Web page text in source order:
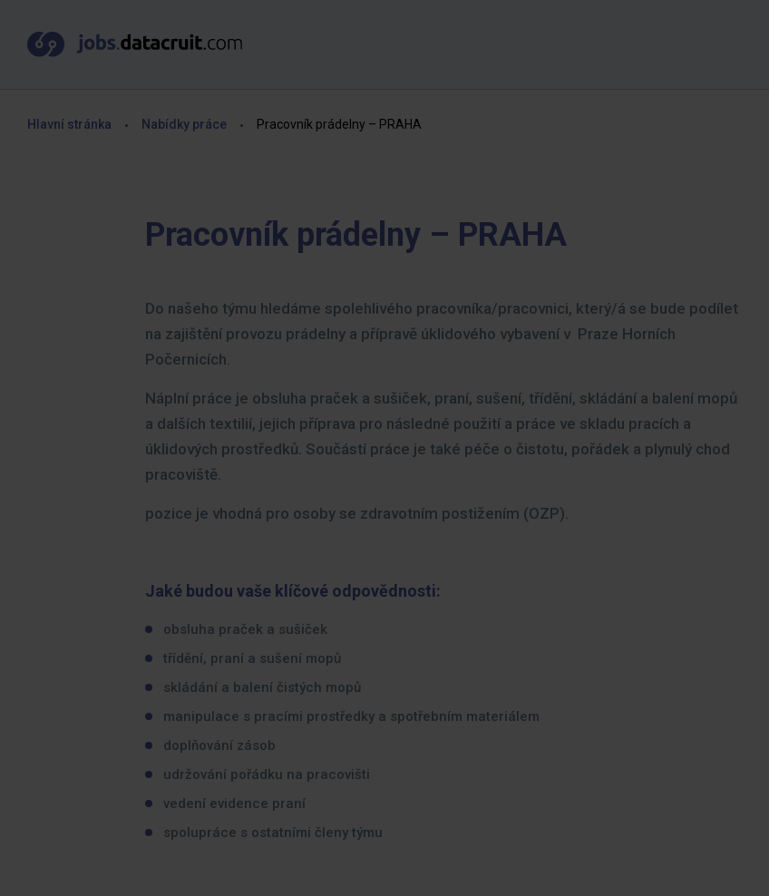
Hlavní stránka Nabídky práce Pracovník prádelny – PRAHA
Pracovník prádelny – PRAHA
Do našeho týmu hledáme spolehlivého pracovníka/pracovnici, který/á se bude podílet
na zajištění provozu prádelny a přípravě úklidového vybavení v Praze Horních
Počernicích.
Náplní práce je obsluha praček a sušiček, praní, sušení, třídění, skládání a balení mopů
a dalších textilií, jejich příprava pro následné použití a práce ve skladu pracích a
úklidových prostředků. Součástí práce je také péče o čistotu, pořádek a plynulý chod
pracoviště.
pozice je vhodná pro osoby se zdravotním postižením (OZP).
Jaké budou vaše klíčové odpovědnosti:
obsluha praček a sušiček
třídění, praní a sušení mopů
skládání a balení čistých mopů
manipulace s pracími prostředky a spotřebním materiálem
doplňování zásob
udržování pořádku na pracovišti
vedení evidence praní
spolupráce s ostatními členy týmu